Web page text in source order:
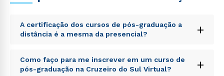
A certificação dos cursos de pós-graduação a
distância é a mesma da presencial?
+
Sed ut perspiciatis unde omnis iste natus error sit
voluptatem accusantium doloremque laudantium,
Como faço para me inscrever em um curso de
pós-graduação na Cruzeiro do Sul Virtual?
+